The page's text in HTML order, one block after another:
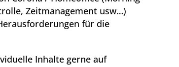
Zeitmanagement usw…)
für die
Inhalte gerne auf